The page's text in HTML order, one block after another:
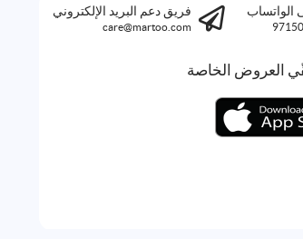
الواتساب فريق دعم البريد الإلكتروني
care@martoo.com
العروض الخاصة